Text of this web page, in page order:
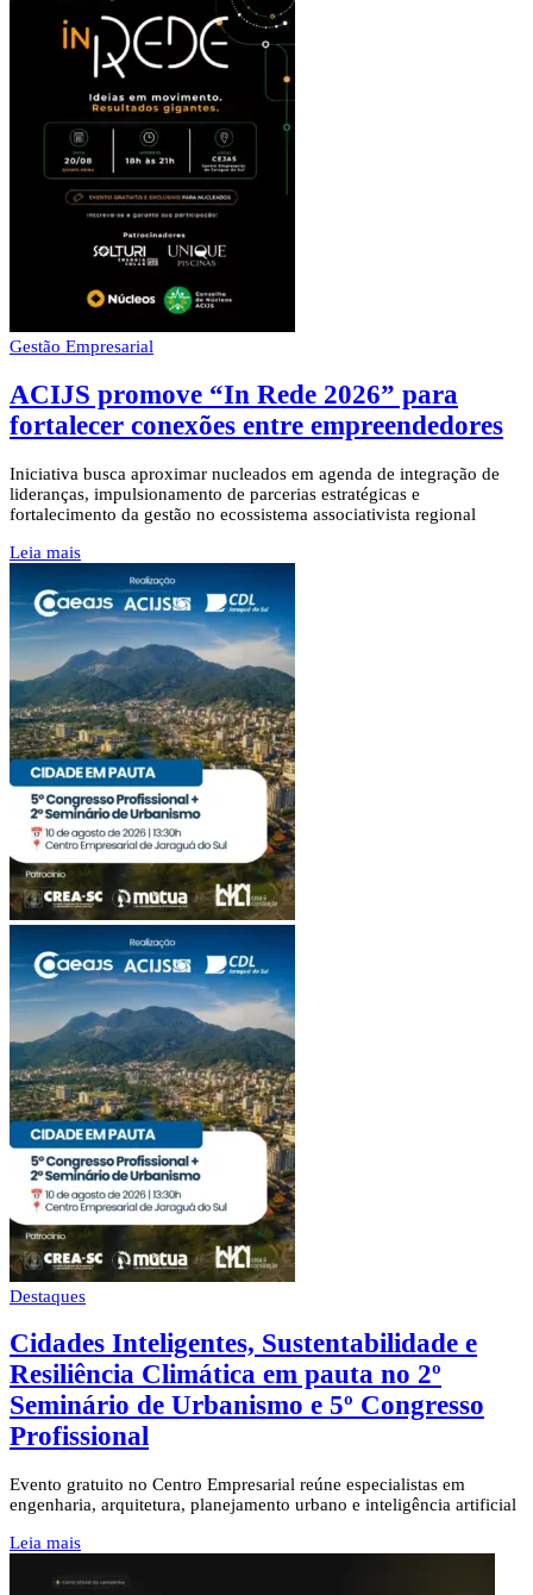
Gestão Empresarial
ACIJS promove “In Rede 2026” para
fortalecer conexões entre empreendedores
Iniciativa busca aproximar nucleados em agenda de integração de
lideranças, impulsionamento de parcerias estratégicas e
fortalecimento da gestão no ecossistema associativista regional
Leia mais
Destaques
Cidades Inteligentes, Sustentabilidade e
Resiliência Climática em pauta no 2º
Seminário de Urbanismo e 5º Congresso
Profissional
Evento gratuito no Centro Empresarial reúne especialistas em
engenharia, arquitetura, planejamento urbano e inteligência artificial
Leia mais